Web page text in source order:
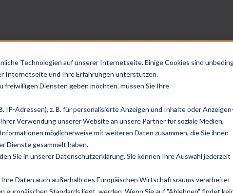
Technologien auf unserer Internetseite. Einige Cookies sind
Internetseite und Ihre Erfahrungen unterstützen.
freiwilligen Diensten geben möchten, müssen Sie Ihre
IP-Adressen), z. B. für personalisierte Anzeigen und Inhalte oder Anzeigen-
Verwendung unserer Website an unsere Partner für soziale Medien,
möglicherweise mit weiteren Daten zusammen, die Sie ihnen
Dienste gesammelt haben.
Sie in unserer Datenschutzerklärung. Sie können Ihre Auswahl jederzeit
Daten auch außerhalb des Europäischen Wirtschaftsraums verarbeitet
Standards liegt. werden. Wenn Sie auf "Ablehnen" findet
und
und